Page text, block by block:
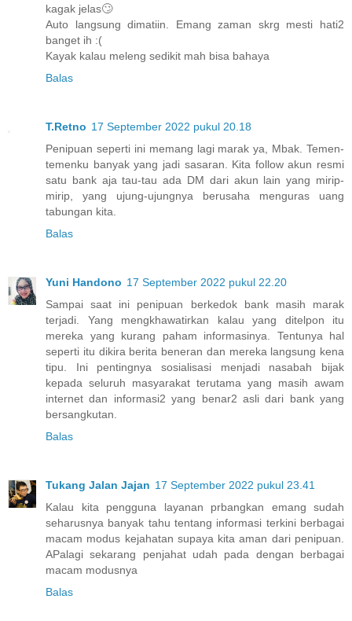
kagak jelas🙄
Auto langsung dimatiin. Emang zaman skrg mesti hati2
banget ih :(
Kayak kalau meleng sedikit mah bisa bahaya
Balas
T.Retno 17 September 2022 pukul 20.18
Penipuan seperti ini memang lagi marak ya, Mbak. Temen-
temenku banyak yang jadi sasaran. Kita follow akun resmi
satu bank aja tau-tau ada DM dari akun lain yang mirip-
mirip, yang ujung-ujungnya berusaha menguras uang
tabungan kita.
Balas
Yuni Handono 17 September 2022 pukul 22.20
Sampai saat ini penipuan berkedok bank masih marak
terjadi. Yang mengkhawatirkan kalau yang ditelpon itu
mereka yang kurang paham informasinya. Tentunya hal
seperti itu dikira berita beneran dan mereka langsung kena
tipu. Ini pentingnya sosialisasi menjadi nasabah bijak
kepada seluruh masyarakat terutama yang masih awam
internet dan informasi2 yang benar2 asli dari bank yang
bersangkutan.
Balas
Tukang Jalan Jajan 17 September 2022 pukul 23.41
Kalau kita pengguna layanan prbangkan emang sudah
seharusnya banyak tahu tentang informasi terkini berbagai
macam modus kejahatan supaya kita aman dari penipuan.
APalagi sekarang penjahat udah pada dengan berbagai
macam modusnya
Balas